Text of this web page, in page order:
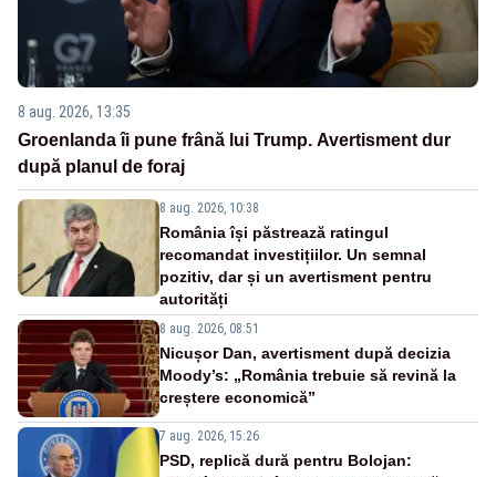
8 aug. 2026, 13:35
Groenlanda îi pune frână lui Trump. Avertisment dur
după planul de foraj
8 aug. 2026, 10:38
România își păstrează ratingul
recomandat investițiilor. Un semnal
pozitiv, dar și un avertisment pentru
autorități
8 aug. 2026, 08:51
Nicușor Dan, avertisment după decizia
Moody’s: „România trebuie să revină la
creștere economică”
7 aug. 2026, 15:26
PSD, replică dură pentru Bolojan: